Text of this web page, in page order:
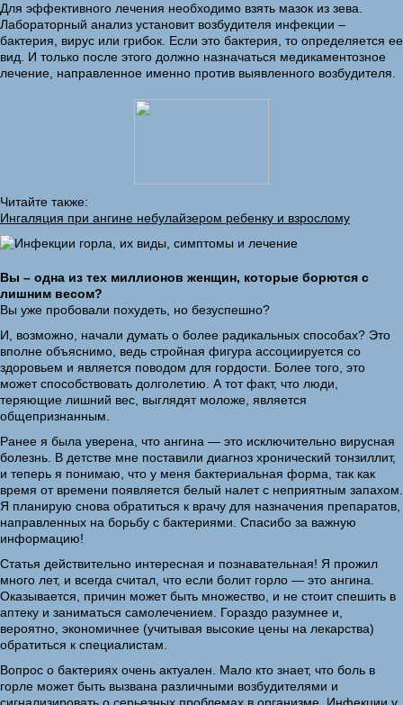
Для эффективного лечения необходимо взять мазок из зева.
Лабораторный анализ установит возбудителя инфекции –
бактерия, вирус или грибок. Если это бактерия, то определяется ее
вид. И только после этого должно назначаться медикаментозное
лечение, направленное именно против выявленного возбудителя.
Читайте также:
Ингаляция при ангине небулайзером ребенку и взрослому
Вы – одна из тех миллионов женщин, которые борются с
лишним весом?
Вы уже пробовали похудеть, но безуспешно?
И, возможно, начали думать о более радикальных способах? Это
вполне объяснимо, ведь стройная фигура ассоциируется со
здоровьем и является поводом для гордости. Более того, это
может способствовать долголетию. А тот факт, что люди,
теряющие лишний вес, выглядят моложе, является
общепризнанным.
Ранее я была уверена, что ангина — это исключительно вирусная
болезнь. В детстве мне поставили диагноз хронический тонзиллит,
и теперь я понимаю, что у меня бактериальная форма, так как
время от времени появляется белый налет с неприятным запахом.
Я планирую снова обратиться к врачу для назначения препаратов,
направленных на борьбу с бактериями. Спасибо за важную
информацию!
Статья действительно интересная и познавательная! Я прожил
много лет, и всегда считал, что если болит горло — это ангина.
Оказывается, причин может быть множество, и не стоит спешить в
аптеку и заниматься самолечением. Гораздо разумнее и,
вероятно, экономичнее (учитывая высокие цены на лекарства)
обратиться к специалистам.
Вопрос о бактериях очень актуален. Мало кто знает, что боль в
горле может быть вызвана различными возбудителями и